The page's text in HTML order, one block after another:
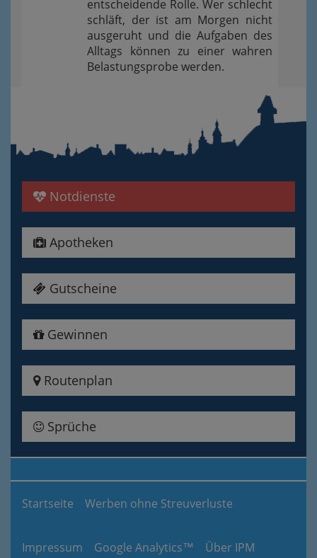
entscheidende Rolle. Wer schlecht
schläft, der ist am Morgen nicht
ausgeruht und die Aufgaben des
Alltags können zu einer wahren
Belastungsprobe werden.
Notdienste
Apotheken
Gutscheine
Gewinnen
Routenplan
Sprüche
Startseite Werben ohne Streuverluste
Impressum Google Analytics™ Über IPM